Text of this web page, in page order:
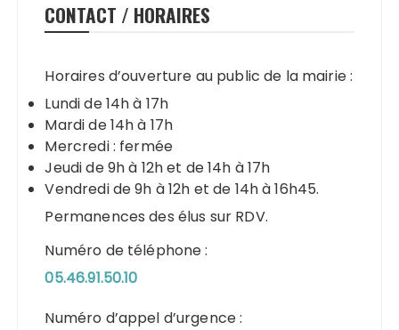
CONTACT / HORAIRES
Horaires d’ouverture au public de la mairie :
Lundi de 14h à 17h
Mardi de 14h à 17h
Mercredi : fermée
Jeudi de 9h à 12h et de 14h à 17h
Vendredi de 9h à 12h et de 14h à 16h45.
Permanences des élus sur RDV.
Numéro de téléphone :
05.46.91.50.10
Numéro d’appel d’urgence :